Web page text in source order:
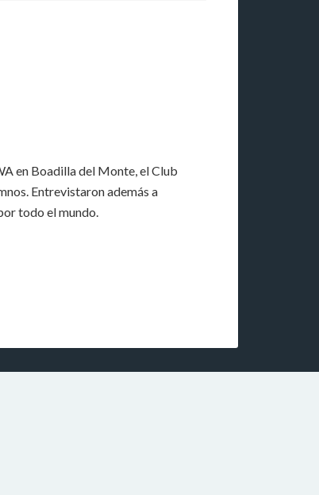
en Boadilla del Monte, el Club
Entrevistaron además a
todo el mundo.